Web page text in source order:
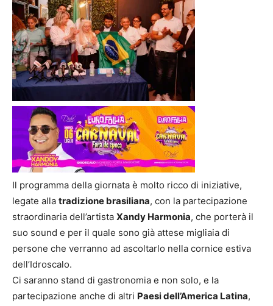
Il programma della giornata è molto ricco di iniziative,
legate alla tradizione brasiliana, con la partecipazione
straordinaria dell’artista Xandy Harmonia, che porterà il
suo sound e per il quale sono già attese migliaia di
persone che verranno ad ascoltarlo nella cornice estiva
dell’Idroscalo.
Ci saranno stand di gastronomia e non solo, e la
partecipazione anche di altri Paesi dell’America Latina,